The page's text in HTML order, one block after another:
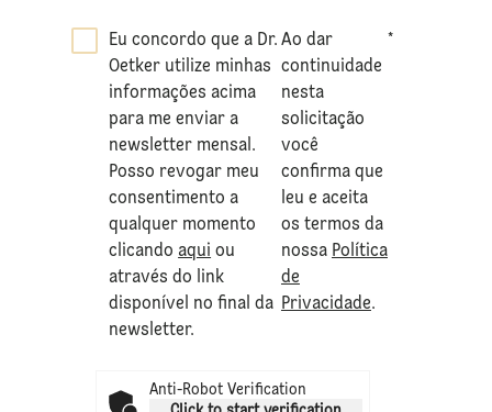
Eu concordo que a Dr.
Oetker utilize minhas
informações acima
para me enviar a
newsletter mensal.
Posso revogar meu
consentimento a
qualquer momento
clicando aqui ou
através do link
disponível no final da
newsletter.
Ao dar
continuidade
nesta
solicitação
você
confirma que
leu e aceita
os termos da
nossa Política
de
Privacidade.
*
Anti-Robot Verification